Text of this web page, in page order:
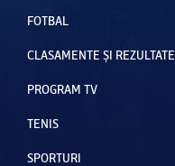
FOTBAL
CLASAMENTE ȘI REZULTATE
PROGRAM TV
TENIS
SPORTURI